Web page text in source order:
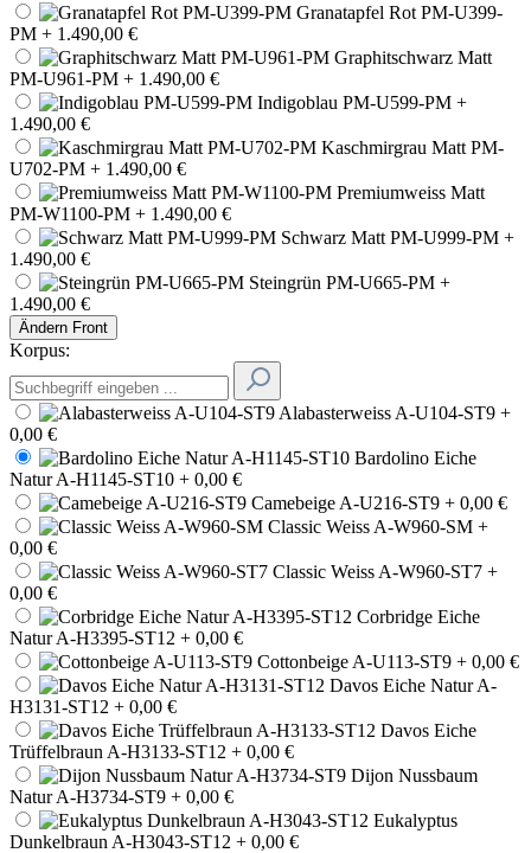
Granatapfel Rot PM-U399-
PM + 1.490,00 €
Graphitschwarz Matt
PM-U961-PM + 1.490,00 €
Indigoblau PM-U599-PM +
1.490,00 €
Kaschmirgrau Matt PM-
U702-PM + 1.490,00 €
Premiumweiss Matt
PM-W1100-PM + 1.490,00 €
Schwarz Matt PM-U999-PM +
1.490,00 €
Steingrün PM-U665-PM +
1.490,00 €
Ändern Front
Korpus:
Alabasterweiss A-U104-ST9 +
0,00 €
Bardolino Eiche
Natur A-H1145-ST10 + 0,00 €
Camebeige A-U216-ST9 + 0,00 €
Classic Weiss A-W960-SM +
0,00 €
Classic Weiss A-W960-ST7 +
0,00 €
Corbridge Eiche
Natur A-H3395-ST12 + 0,00 €
Cottonbeige A-U113-ST9 + 0,00 €
Davos Eiche Natur A-
H3131-ST12 + 0,00 €
Davos Eiche
Trüffelbraun A-H3133-ST12 + 0,00 €
Dijon Nussbaum
Natur A-H3734-ST9 + 0,00 €
Eukalyptus
Dunkelbraun A-H3043-ST12 + 0,00 €